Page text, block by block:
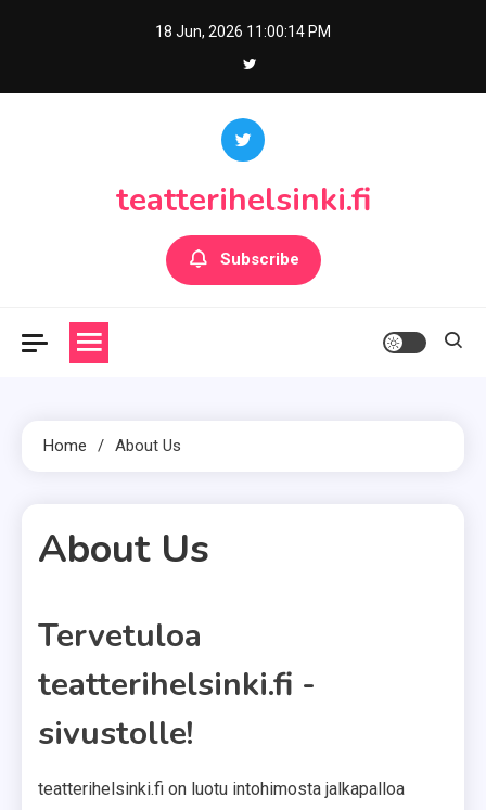
18 Jun, 2026 11:00:14 PM
teatterihelsinki.fi
Subscribe
Home About Us
About Us
1 MIN READ
Tervetuloa
teatterihelsinki.fi -
sivustolle!
teatterihelsinki.fi on luotu intohimosta jalkapalloa